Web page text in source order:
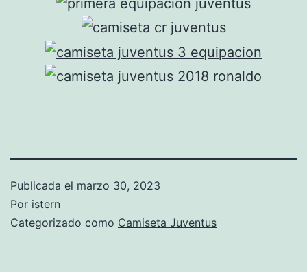
Publicada el marzo 30, 2023
Por istern
Categorizado como Camiseta Juventus